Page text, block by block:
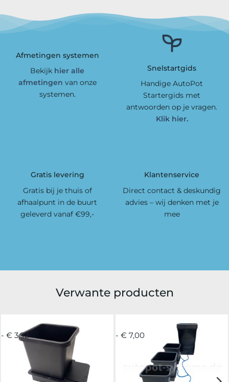
Afmetingen systemen
Bekijk hier alle
afmetingen van onze
systemen.
Snelstartgids
Handige AutoPot
Startergids met
antwoorden op je vragen.
Klik hier.
Gratis levering
Gratis bij je thuis of
afhaalpunt in de buurt
geleverd vanaf €99,-
Klantenservice
Direct contact & deskundig
advies – wij denken met je
mee
Verwante producten
- € 3,92 - € 7,00